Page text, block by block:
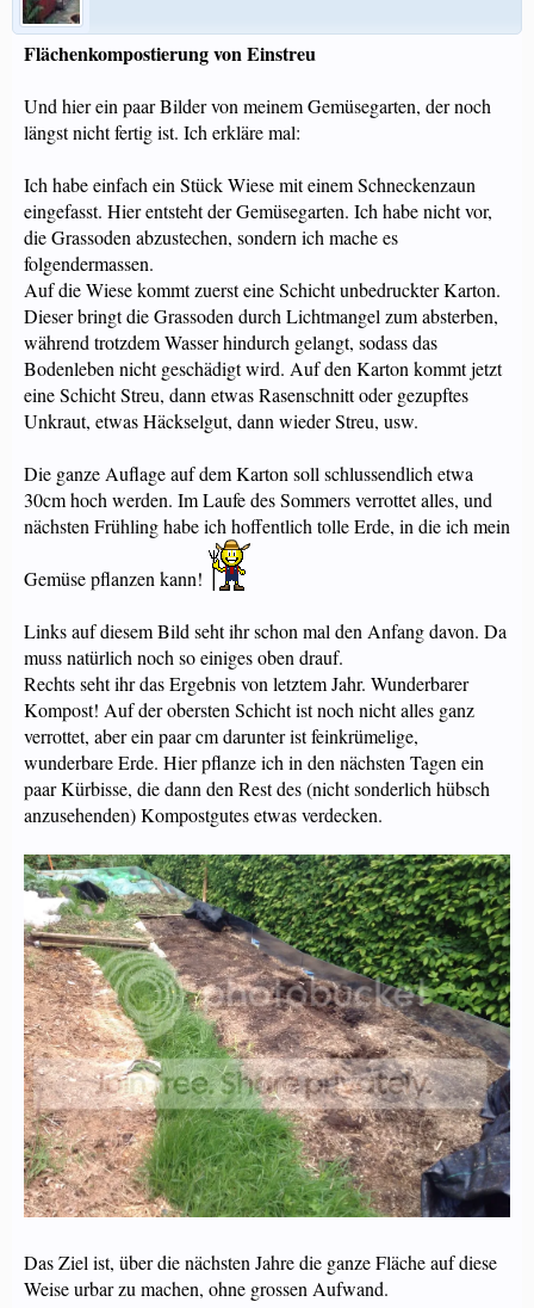
Flächenkompostierung von Einstreu
Und hier ein paar Bilder von meinem Gemüsegarten, der noch
längst nicht fertig ist. Ich erkläre mal:
Ich habe einfach ein Stück Wiese mit einem Schneckenzaun
eingefasst. Hier entsteht der Gemüsegarten. Ich habe nicht vor,
die Grassoden abzustechen, sondern ich mache es
folgendermassen.
Auf die Wiese kommt zuerst eine Schicht unbedruckter Karton.
Dieser bringt die Grassoden durch Lichtmangel zum absterben,
während trotzdem Wasser hindurch gelangt, sodass das
Bodenleben nicht geschädigt wird. Auf den Karton kommt jetzt
eine Schicht Streu, dann etwas Rasenschnitt oder gezupftes
Unkraut, etwas Häckselgut, dann wieder Streu, usw.
Die ganze Auflage auf dem Karton soll schlussendlich etwa
30cm hoch werden. Im Laufe des Sommers verrottet alles, und
nächsten Frühling habe ich hoffentlich tolle Erde, in die ich mein
Gemüse pflanzen kann!
Links auf diesem Bild seht ihr schon mal den Anfang davon. Da
muss natürlich noch so einiges oben drauf.
Rechts seht ihr das Ergebnis von letztem Jahr. Wunderbarer
Kompost! Auf der obersten Schicht ist noch nicht alles ganz
verrottet, aber ein paar cm darunter ist feinkrümelige,
wunderbare Erde. Hier pflanze ich in den nächsten Tagen ein
paar Kürbisse, die dann den Rest des (nicht sonderlich hübsch
anzusehenden) Kompostgutes etwas verdecken.
Das Ziel ist, über die nächsten Jahre die ganze Fläche auf diese
Weise urbar zu machen, ohne grossen Aufwand.